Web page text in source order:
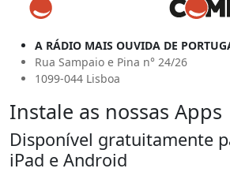
A RÁDIO MAIS OUVIDA DE
Rua Sampaio e Pina n° 24/26
1099-044 Lisboa
Instale as nossas Apps
Disponível gratuitamente
iPad e Android